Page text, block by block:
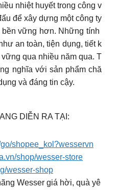
nhiệt huyết trong công v
để xây dựng một công ty
vững hơn. Những tính
an toàn, tiện dụng, tiết k
qua nhiều năm qua. T
nghĩa với sản phẩm chă
và đáng tin cậy.
DIỄN RA TẠI:
shopee_kol?wesservn
shop/wesser-store
wesser-shop
Wesser giá hời, quà yê